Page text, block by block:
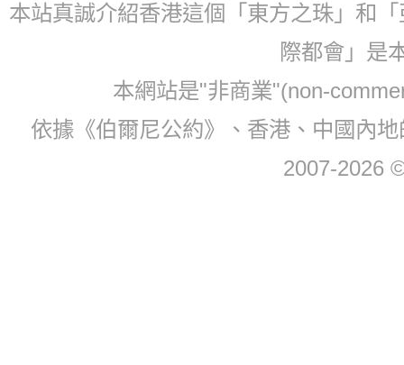
本站真誠介紹香港這個「東方之珠」和
際都會」是
本網站是"非商業"(non-
依據《伯爾尼公約》、香港、中國內
2007-2026